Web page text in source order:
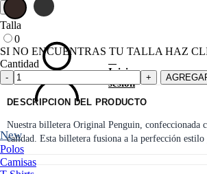
Iniciar
sesión
New
Polos
Camisas
Talla
0
SI NO ENCUENTRAS TU TALLA HAZ
Cantidad
DESCRIPCION DEL PRODUCTO
Nuestra billetera Original Penguin, confeccionada
calidad. Esta billetera fusiona a la perfección
ofreciendo un accesorio que no solo complementa
también garantiza la seguridad y organización de